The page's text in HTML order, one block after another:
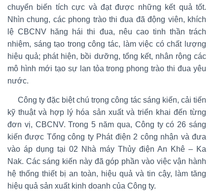
chuyển biến tích cực và đạt được những kết quả tốt.
Nhìn chung, các phong trào thi đua đã động viên, khích
lệ CBCNV hăng hái thi đua, nêu cao tinh thần trách
nhiệm, sáng tạo trong công tác, làm việc có chất lượng
hiệu quả; phát hiện, bồi dưỡng, tổng kết, nhân rộng các
mô hình mới tạo sự lan tỏa trong phong trào thi đua yêu
nước.
Công ty đặc biệt chú trọng công tác sáng kiến, cải tiến
kỹ thuật và hợp lý hóa sản xuất và triển khai đến từng
đơn vị, CBCNV. Trong 5 năm qua, Công ty có 26 sáng
kiến được Tổng công ty Phát điện 2 công nhận và đưa
vào áp dụng tại 02 Nhà máy Thủy điện An Khê – Ka
Nak. Các sáng kiến này đã góp phần vào việc vận hành
hệ thống thiết bị an toàn, hiệu quả và tin cậy, làm tăng
hiệu quả sản xuất kinh doanh của Công ty.